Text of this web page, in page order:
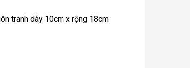
tranh dày 10cm x rộng 18cm
dũng, Bắc giang ) số lượng